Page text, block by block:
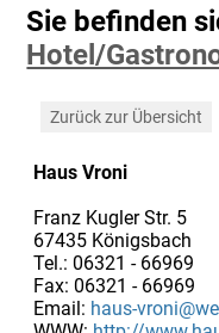
Sie befinden
Hotel/
Zurück zur Übersicht
Haus Vroni
Franz Kugler Str. 5
67435 Königsbach
Tel.: 06321 - 66969
Fax: 06321 - 66969
Email: haus-